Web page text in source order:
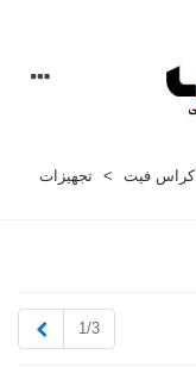
کراس فیت > تجهیزات
1/3